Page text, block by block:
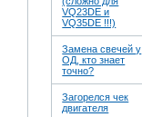
VQ23DE и
VQ35DE !!!)
Замена свечей у
ОД, кто знает
точно?
Загорелся чек
двигателя